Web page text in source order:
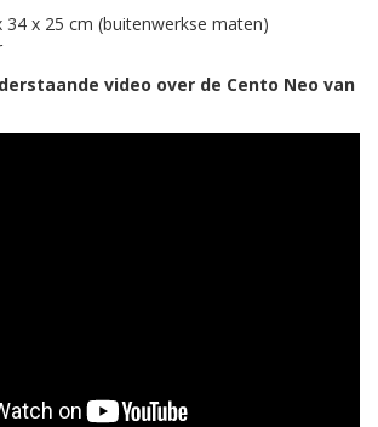
34 x 25 cm (buitenwerkse maten)
video over de Cento Neo van